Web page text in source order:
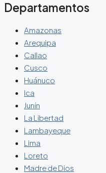
Departamentos
Amazonas
Arequipa
Callao
Cusco
Huánuco
Ica
Junín
La Libertad
Lambayeque
Lima
Loreto
Madre de Dios